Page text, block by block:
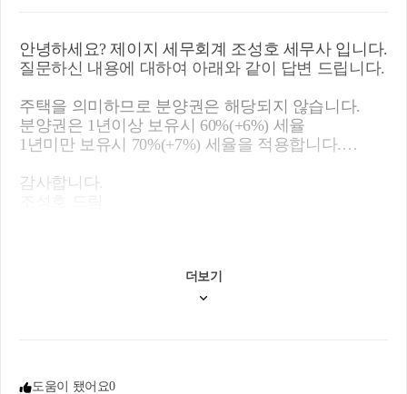
안녕하세요? 제이지 세무회계 조성호 세무사 입니다.
질문하신 내용에 대하여 아래와 같이 답변 드립니다.
주택을 의미하므로 분양권은 해당되지 않습니다.
분양권은 1년이상 보유시 60%(+6%) 세율
1년미만 보유시 70%(+7%) 세율을 적용합니다.
감사합니다.
더보기
도움이 됐어요0